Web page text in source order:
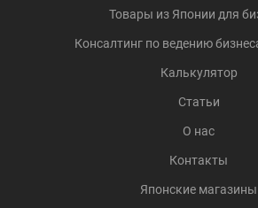
Товары из Японии для
Консалтинг по ведению
Калькулятор
Статьи
О нас
Контакты
Японские магазины